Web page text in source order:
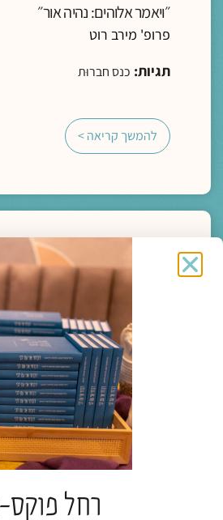
״ויאמר אלוהים: נהיה אור״
פרופ' מירב רוט
תגיות: כנס חברוּת
להמשך קריאה >
ליווי רוחני והגות
לתעות אל הבאר עם הנסיך
בזמני עייפות הלב
הרב פרופ' אלי הולצר
תגיות:כנס חברוּת
להמשך קריאה >
רחל